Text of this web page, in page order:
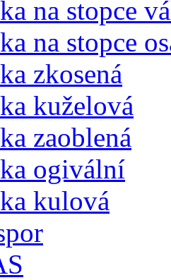
na stopce
na stopce
zkosená
kuželová
zaoblená
ogivální
kulová